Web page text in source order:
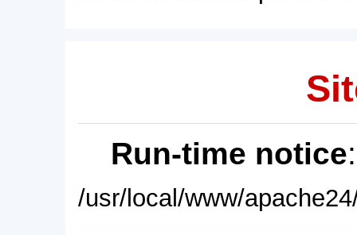
Run-time notice
/usr/local/www/